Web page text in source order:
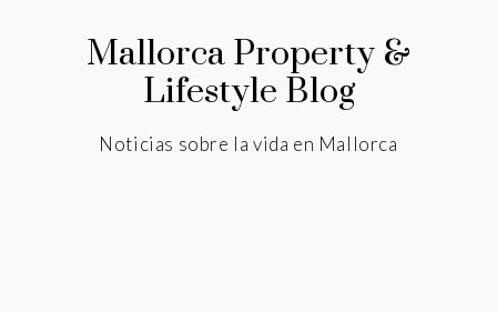
Mallorca Property &
Lifestyle Blog
Noticias sobre la vida en Mallorca